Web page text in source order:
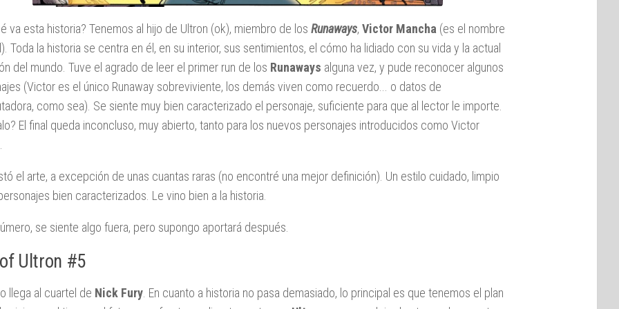
va esta historia? Tenemos al hijo de Ultron (ok), miembro de los Runaways, Victor Mancha (es el nombre
Toda la historia se centra en él, en su interior, sus sentimientos, el cómo ha lidiado con su vida y la actual
del mundo. Tuve el agrado de leer el primer run de los Runaways alguna vez, y pude reconocer algunos
(Victor es el único Runaway sobreviviente, los demás viven como recuerdo... o datos de
como sea). Se siente muy bien caracterizado el personaje, suficiente para que al lector le importe.
El final queda inconcluso, muy abierto, tanto para los nuevos personajes introducidos como Victor
el arte, a excepción de unas cuantas raras (no encontré una mejor definición). Un estilo cuidado, limpio
bien caracterizados. Le vino bien a la historia.
se siente algo fuera, pero supongo aportará después.
Ultron #5
llega al cuartel de Nick Fury . En cuanto a historia no pasa demasiado, lo principal es que tenemos el plan